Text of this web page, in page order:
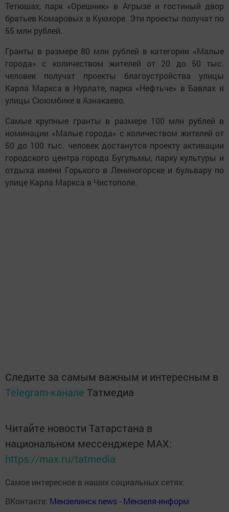
Тетюшах, парк «Орешник» в Агрызе и гостиный двор
братьев Комаровых в Кукморе. Эти проекты получат по
55 млн рублей.
Гранты в размере 80 млн рублей в категории «Малые
города» с количеством жителей от 20 до 50 тыс.
человек получат проекты благоустройства улицы
Карла Маркса в Нурлате, парка «Нефтьче» в Бавлах и
улицы Сююмбике в Азнакаево.
Самые крупные гранты в размере 100 млн рублей в
номинации «Малые города» с количеством жителей от
50 до 100 тыс. человек достанутся проекту активации
городского центра города Бугульмы, парку культуры и
отдыха имени Горького в Лениногорске и бульвару по
улице Карла Маркса в Чистополе.
Следите за самым важным и интересным в
Telegram-канале Татмедиа
Читайте новости Татарстана в
национальном мессенджере MАХ:
https://max.ru/tatmedia
Самое интересное в наших социальных сетях:
ВКонтакте: Мензелинск news - Мензеля-информ